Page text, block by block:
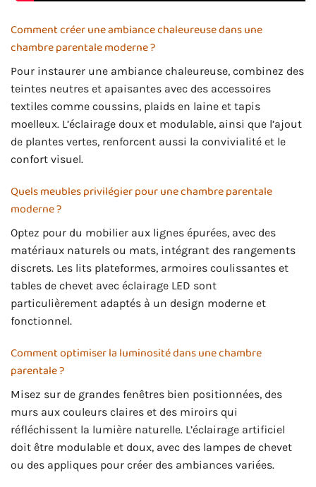
Comment créer une ambiance chaleureuse dans une
chambre parentale moderne ?
Pour instaurer une ambiance chaleureuse, combinez des
teintes neutres et apaisantes avec des accessoires
textiles comme coussins, plaids en laine et tapis
moelleux. L’éclairage doux et modulable, ainsi que l’ajout
de plantes vertes, renforcent aussi la convivialité et le
confort visuel.
Quels meubles privilégier pour une chambre parentale
moderne ?
Optez pour du mobilier aux lignes épurées, avec des
matériaux naturels ou mats, intégrant des rangements
discrets. Les lits plateformes, armoires coulissantes et
tables de chevet avec éclairage LED sont
particulièrement adaptés à un design moderne et
fonctionnel.
Comment optimiser la luminosité dans une chambre
parentale ?
Misez sur de grandes fenêtres bien positionnées, des
murs aux couleurs claires et des miroirs qui
réfléchissent la lumière naturelle. L’éclairage artificiel
doit être modulable et doux, avec des lampes de chevet
ou des appliques pour créer des ambiances variées.